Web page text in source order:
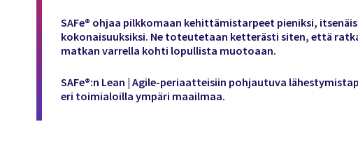
SAFe® ohjaa pilkkomaan kehittämistarpeet pieniksi,
kokonaisuuksiksi. Ne toteutetaan ketterästi siten, että
matkan varrella kohti lopullista muotoaan.
SAFe®:n Lean | Agile-periaatteisiin pohjautuva
eri toimialoilla ympäri maailmaa.